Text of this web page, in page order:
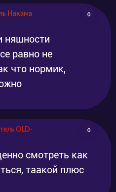
Накама
0
няшности
равно не
что нормик,
OLD-
0
смотреть как
таакой плюс